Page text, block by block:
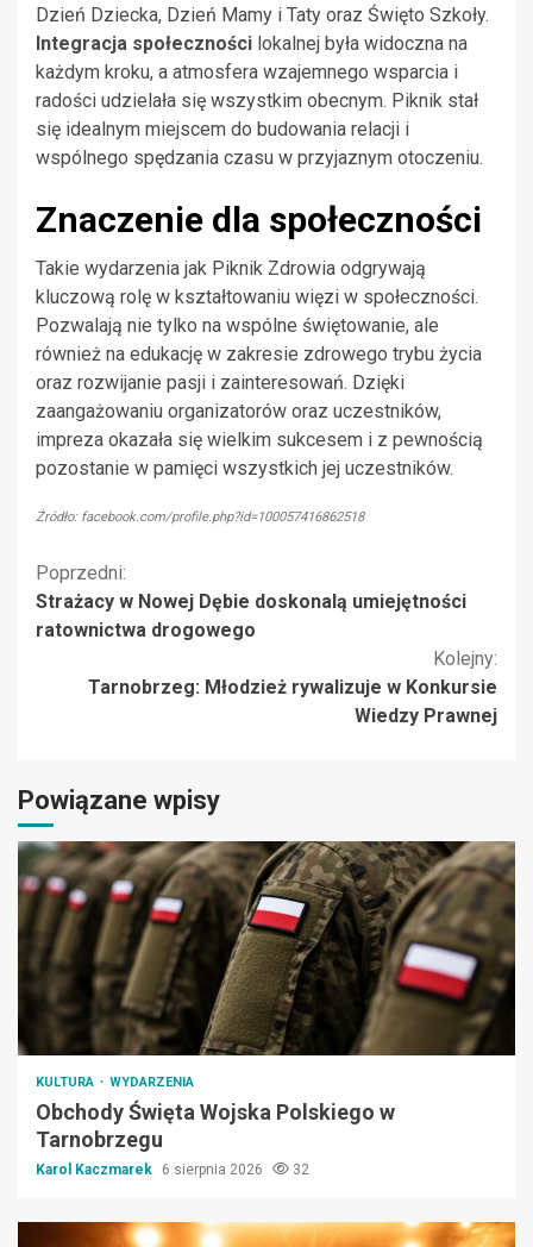
Dzień Dziecka, Dzień Mamy i Taty oraz Święto Szkoły.
Integracja społeczności lokalnej była widoczna na
każdym kroku, a atmosfera wzajemnego wsparcia i
radości udzielała się wszystkim obecnym. Piknik stał
się idealnym miejscem do budowania relacji i
wspólnego spędzania czasu w przyjaznym otoczeniu.
Znaczenie dla społeczności
Takie wydarzenia jak Piknik Zdrowia odgrywają
kluczową rolę w kształtowaniu więzi w społeczności.
Pozwalają nie tylko na wspólne świętowanie, ale
również na edukację w zakresie zdrowego trybu życia
oraz rozwijanie pasji i zainteresowań. Dzięki
zaangażowaniu organizatorów oraz uczestników,
impreza okazała się wielkim sukcesem i z pewnością
pozostanie w pamięci wszystkich jej uczestników.
Źródło: facebook.com/profile.php?id=100057416862518
Kontynuuj
czytanie
Poprzedni:
Strażacy w Nowej Dębie doskonalą umiejętności
ratownictwa drogowego
Kolejny:
Tarnobrzeg: Młodzież rywalizuje w Konkursie
Wiedzy Prawnej
Powiązane wpisy
KULTURA WYDARZENIA
Obchody Święta Wojska Polskiego w
Tarnobrzegu
Karol Kaczmarek 6 sierpnia 2026 32